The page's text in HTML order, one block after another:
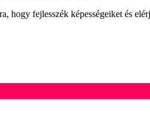
hogy fejlesszék képességeiket és